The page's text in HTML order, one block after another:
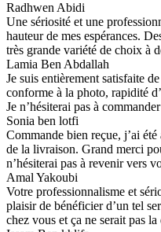
Radhwen Abidi
Une sériosité et une
hauteur de mes espérances.
très grande variété de choix à
Lamia Ben Abdallah
Je suis entièrement satisfaite
conforme à la photo, rapidité
Je n’hésiterai pas à
Sonia ben lotfi
Commande bien reçue, j’ai
de la livraison. Grand merci
n’hésiterai pas à revenir vers
Amal Yakoubi
Votre professionnalisme et
plaisir de bénéficier d’un tel
chez vous et ça ne serait pas